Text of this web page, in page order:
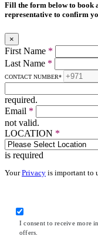
Fill the form below to book
representative to confirm
×
First Name *
Last Name *
CONTACT NUMBER*
required.
Email *
not valid.
LOCATION *
is required
YourPrivacy is important to
I consent to receive more
offers.